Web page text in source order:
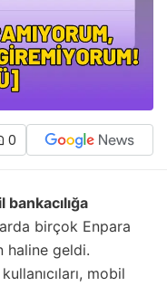
0
birçok Enpara
haline geldi.
mobil